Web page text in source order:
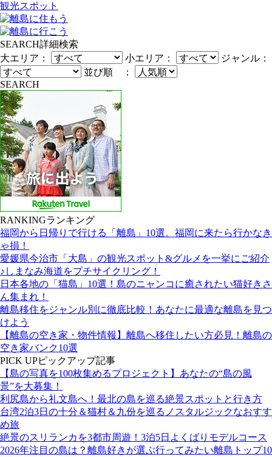
観光スポット
SEARCH詳細検索
大エリア：
小エリア：
ジャンル：
並び順 ：
SEARCH
RANKINGランキング
福岡から日帰りで行ける「離島」10選。福岡に来たら行かなき
ゃ損！
愛媛県今治市「大島」の観光スポット&グルメを一挙にご紹介
♪しまなみ海道をプチサイクリング！
日本各地の「猫島」10選！島のニャンコに癒されたい猫好きさ
ん集まれ！
離島移住をジャンル別に徹底比較！あなたに最適な離島を見つ
けよう
【離島の空き家・物件情報】離島へ移住したい方必見！離島の
空き家バンク10選
PICK UPピックアップ記事
【島の写真を100枚集めるプロジェクト】あなたの“島の風
景”を大募集！
利尻島から礼文島へ！最北の島を巡る絶景スポットと行き方
台湾2泊3日の十分＆猫村＆九份を巡るノスタルジックなおすす
め旅
絶景のスリランカを3都市周遊！3泊5日よくばりモデルコース
2026年注目の島は？離島好きが選ぶ行ってみたい離島トップ10